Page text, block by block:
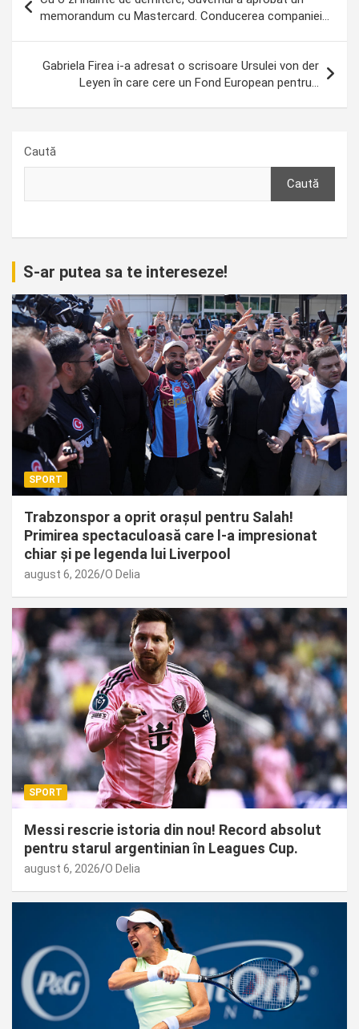
în
articole
memorandum cu Mastercard. Conducerea companiei…
Gabriela Firea i-a adresat o scrisoare Ursulei von der
Leyen în care cere un Fond European pentru…
Caută
Caută
S-ar putea sa te intereseze!
SPORT
Trabzonspor a oprit orașul pentru Salah!
Primirea spectaculoasă care l-a impresionat
chiar și pe legenda lui Liverpool
august 6, 2026 O Delia
SPORT
Messi rescrie istoria din nou! Record absolut
pentru starul argentinian în Leagues Cup.
august 6, 2026 O Delia